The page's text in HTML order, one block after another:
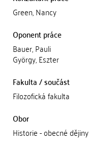
Green, Nancy
Oponent práce
Bauer, Pauli
György, Eszter
Fakulta / součást
Filozofická fakulta
Obor
Historie - obecné dějiny